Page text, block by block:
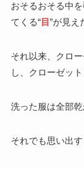
おそるおそる中
てくる“目 ”が見え
それ以来、クロ
し、クローゼット
洗った服は全部
それでも思い出